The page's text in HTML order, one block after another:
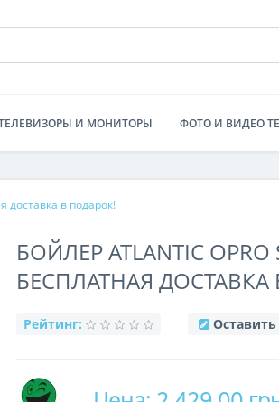
И МОНИТОРЫ ФОТО И ВИДЕО
доставка в подарок!
БОЙЛЕР ATLANTIC OPRO
БЕСПЛАТНАЯ
Рейтинг: